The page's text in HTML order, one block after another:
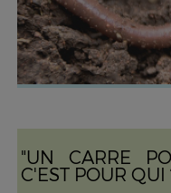
"UN CARRE
C'EST POUR QUI